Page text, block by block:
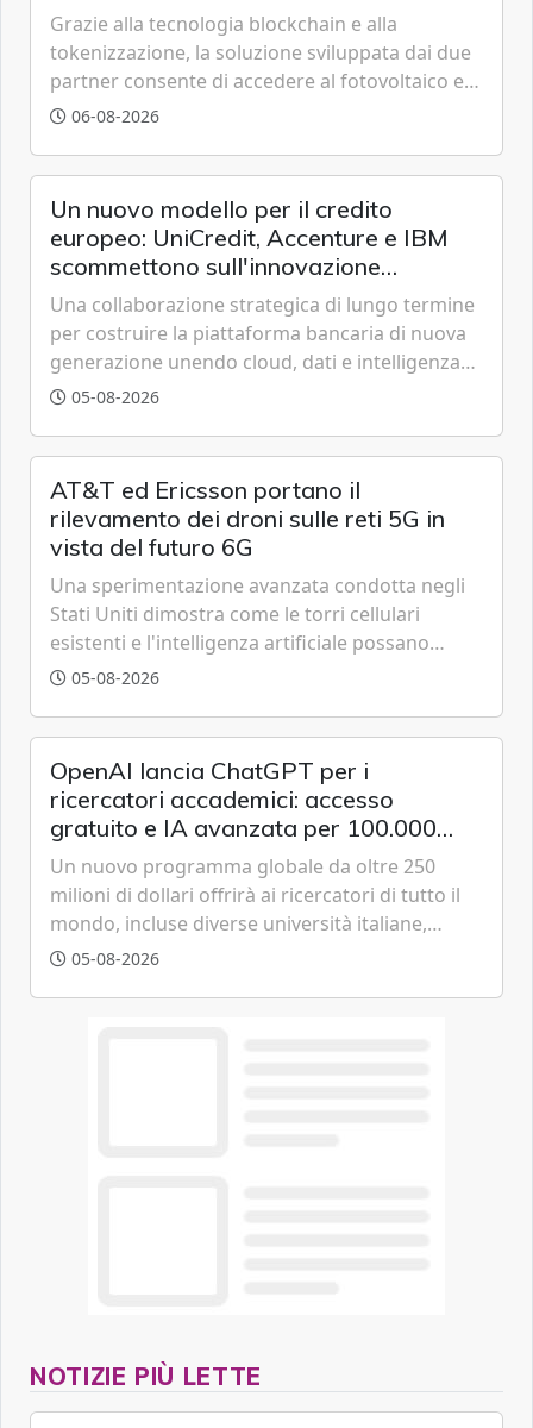
Grazie alla tecnologia blockchain e alla
tokenizzazione, la soluzione sviluppata dai due
partner consente di accedere al fotovoltaico e
all'eolico ottenendo risparmi diretti in bolletta,
06-08-2026
Un nuovo modello per il credito
europeo: UniCredit, Accenture e IBM
scommettono sull'innovazione
tecnologica
Una collaborazione strategica di lungo termine
per costruire la piattaforma bancaria di nuova
generazione unendo cloud, dati e intelligenza
artificiale.
05-08-2026
AT&T ed Ericsson portano il
rilevamento dei droni sulle reti 5G in
vista del futuro 6G
Una sperimentazione avanzata condotta negli
Stati Uniti dimostra come le torri cellulari
esistenti e l'intelligenza artificiale possano
tracciare velivoli a bassa quota in tempo reale,
05-08-2026
OpenAI lancia ChatGPT per i
ricercatori accademici: accesso
gratuito e IA avanzata per 100.000
scienziati
Un nuovo programma globale da oltre 250
milioni di dollari offrirà ai ricercatori di tutto il
mondo, incluse diverse università italiane,
strumenti avanzati basati sulla famiglia di
05-08-2026
NOTIZIE PIÙ LETTE